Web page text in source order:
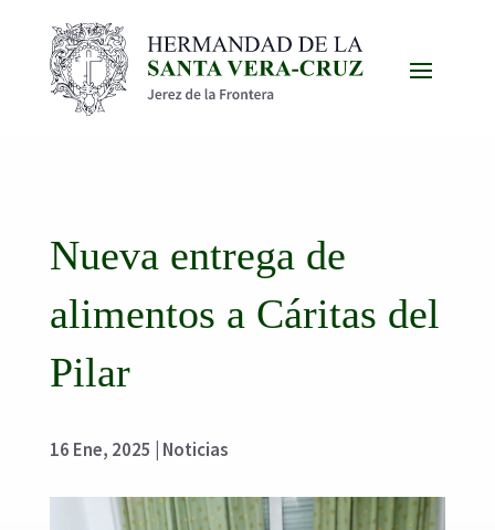
Nueva entrega de
alimentos a Cáritas del
Pilar
16 Ene, 2025 Noticias